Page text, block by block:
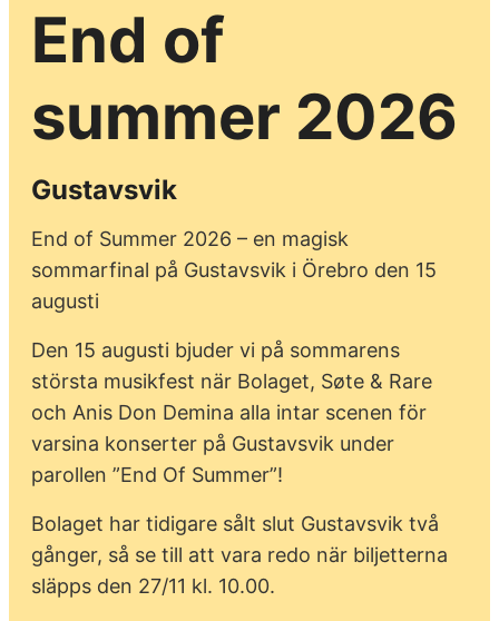
End of
summer 2026
Gustavsvik
End of Summer 2026 – en magisk
sommarfinal på Gustavsvik i Örebro den 15
augusti
Den 15 augusti bjuder vi på sommarens
största musikfest när Bolaget, Søte & Rare
och Anis Don Demina alla intar scenen för
varsina konserter på Gustavsvik under
parollen ”End Of Summer”!
Bolaget har tidigare sålt slut Gustavsvik två
gånger, så se till att vara redo när biljetterna
släpps den 27/11 kl. 10.00.